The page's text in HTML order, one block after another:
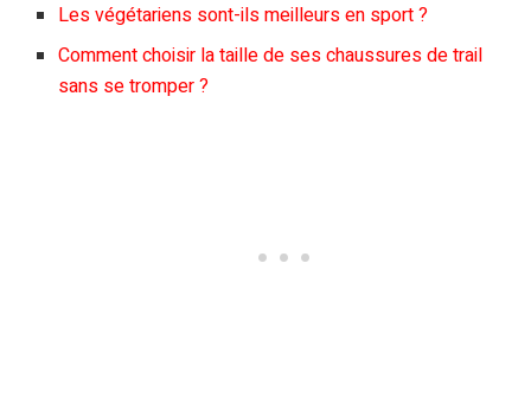
Les végétariens sont-ils meilleurs en sport ?
Comment choisir la taille de ses chaussures de trail
sans se tromper ?